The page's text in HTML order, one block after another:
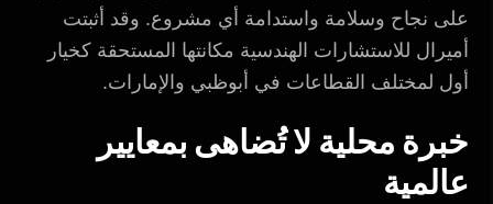
على نجاح وسلامة واستدامة أي مشروع. وقد أثبتت
أميرال للاستشارات الهندسية مكانتها المستحقة كخيار
أول لمختلف القطاعات في أبوظبي والإمارات.
خبرة محلية لا تُضاهى بمعايير
عالمية